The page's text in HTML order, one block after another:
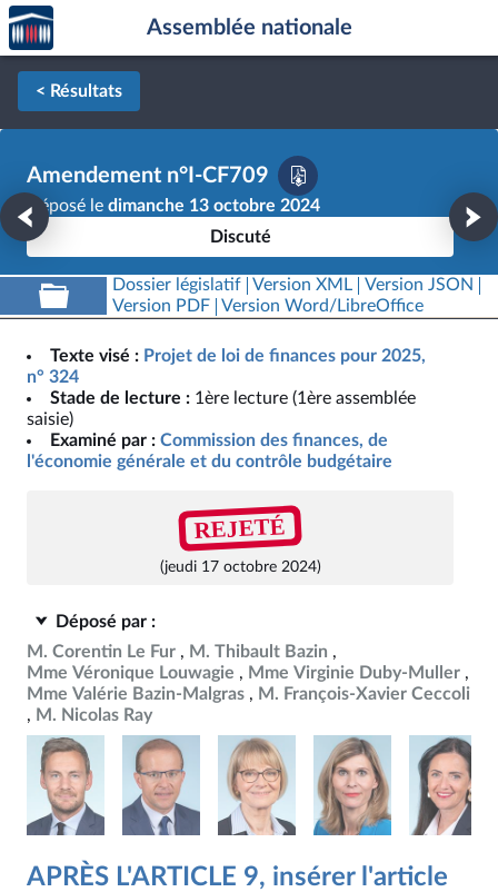
Aller au contenu
Aller en bas de la page
Accèder
à la
page
d'accueil
Assemblée nationale
< Résultats
Amendement n°I-CF709
Déposé le dimanche 13 octobre 2024
Discuté
Dossier législatif Version XML
Version JSON
Version PDF
Version Word/LibreOffice
Texte visé : Projet de loi de finances pour 2025,
n° 324
Stade de lecture : 1ère lecture (1ère assemblée
saisie)
Examiné par : Commission des finances, de
l'économie générale et du contrôle budgétaire
REJETÉ
(jeudi 17 octobre 2024)
Déposé par :
M. Corentin Le Fur
M. Thibault Bazin
Mme Véronique Louwagie
Mme Virginie Duby-Muller
Mme Valérie Bazin-Malgras
M. François-Xavier Ceccoli
M. Nicolas Ray
APRÈS L'ARTICLE 9, insérer l'article